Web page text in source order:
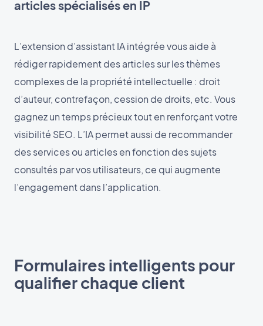
articles spécialisés en IP
L’extension d’assistant IA intégrée vous aide à
rédiger rapidement des articles sur les thèmes
complexes de la propriété intellectuelle : droit
d’auteur, contrefaçon, cession de droits, etc. Vous
gagnez un temps précieux tout en renforçant votre
visibilité SEO. L’IA permet aussi de recommander
des services ou articles en fonction des sujets
consultés par vos utilisateurs, ce qui augmente
l’engagement dans l’application.
Formulaires intelligents pour
qualifier chaque client